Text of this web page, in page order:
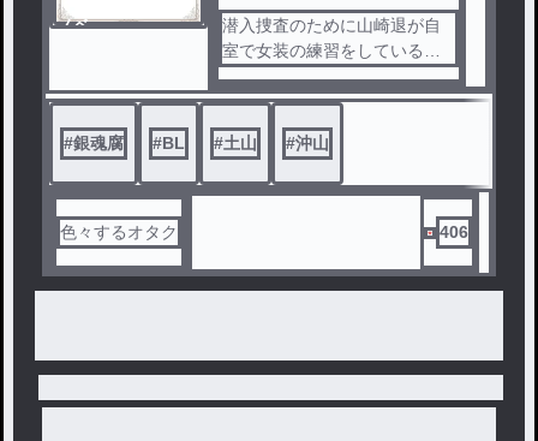
ノベ
潜入捜査のために山崎退が自
室で女装の練習をしていると
、土方にそれを見られてしま
う、、、
#銀魂腐 #BL #土山 #沖山
色々するオタク 406